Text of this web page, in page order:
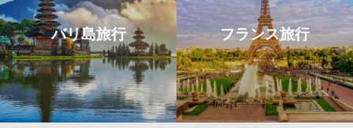
バリ島旅行 フランス旅行